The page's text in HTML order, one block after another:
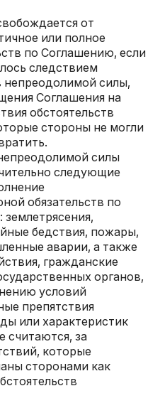
от
или полное
по Соглашению, если
следствием
непреодолимой силы,
Соглашения на
обстоятельств
стороны не могли
силы
следующие
обязательств по
бедствия, пожары,
аварии, а также
гражданские
органов,
условий
препятствия
или характеристик
считаются, за
которые
сторонами как